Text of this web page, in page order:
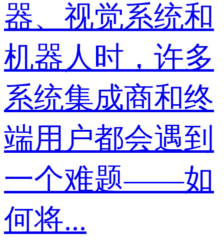
器、视觉系统和
机器人时，许多
系统集成商和终
端用户都会遇到
一个难题——如
何将...